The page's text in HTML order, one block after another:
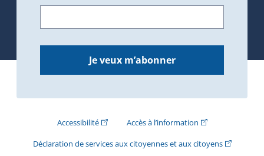
Je veux m’abonner
Accessibilité(Cet hyperlien externe s'ouvrira dans une
Accès à l’information(Cet hyperlien
Déclaration de services aux citoyennes et aux citoyens(Cet